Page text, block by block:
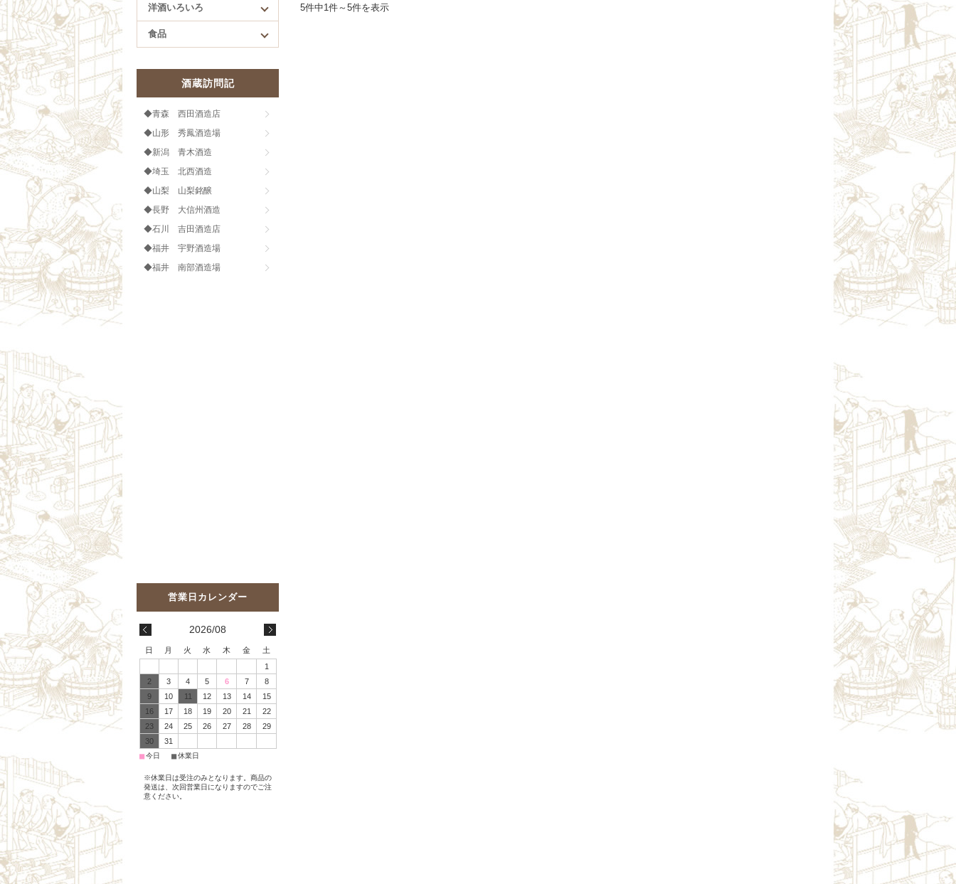
5件中1件～5件を表示
洋酒いろいろ
食品
酒蔵訪問記
◆青森 西田酒造店
◆山形 秀鳳酒造場
◆新潟 青木酒造
◆埼玉 北西酒造
◆山梨 山梨銘醸
◆長野 大信州酒造
◆石川 吉田酒造店
◆福井 宇野酒造場
◆福井 南部酒造場
2026/08
日 月 火 水 木 金
土
1
2
3 4 5 6 7
8
9
10 11 12 13 14
15
16
17 18 19 20 21
22
23
24 25 26 27 28
29
30
31
■今日 ■休業日
※休業日は受注のみとなります。商品の
発送は、次回営業日になりますのでご注
意ください。